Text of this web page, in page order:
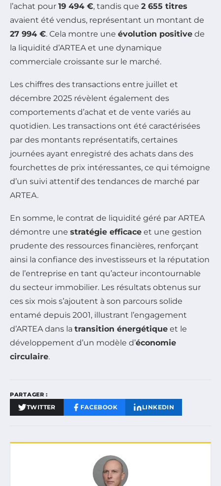
l’achat pour 19 494 €, tandis que 2 655 titres
avaient été vendus, représentant un montant de
27 994 €. Cela montre une évolution positive de
la liquidité d’ARTEA et une dynamique
commerciale croissante sur le marché.
Les chiffres des transactions entre juillet et
décembre 2025 révèlent également des
comportements d’achat et de vente variés au
quotidien. Les transactions ont été caractérisées
par des montants représentatifs, certaines
journées ayant enregistré des achats dans des
fourchettes de prix intéressantes, ce qui témoigne
d’un suivi attentif des tendances de marché par
ARTEA.
En somme, le contrat de liquidité géré par ARTEA
démontre une stratégie efficace et une gestion
prudente des ressources financières, renforçant
ainsi la confiance des investisseurs et la réputation
de l’entreprise en tant qu’acteur incontournable
du secteur immobilier. Les résultats obtenus sur
ces six mois s’ajoutent à son parcours solide
entamé depuis 2001, illustrant l’engagement
d’ARTEA dans la transition énergétique et le
développement d’un modèle d’économie
circulaire.
PARTAGER :
TWITTER FACEBOOK LINKEDIN